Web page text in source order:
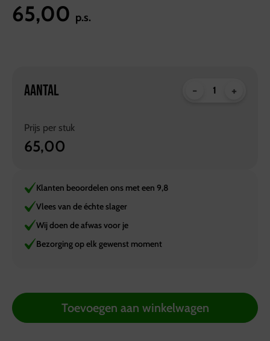
65,00 p.s.
AANTAL - +
Prijs per stuk
65,00
Klanten beoordelen ons met een 9,8
Vlees van de échte slager
Wij doen de afwas voor je
Bezorging op elk gewenst moment
Toevoegen aan winkelwagen